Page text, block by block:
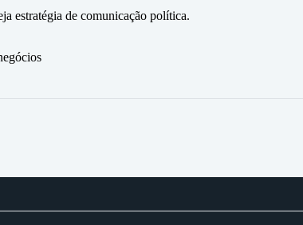
estratégia de comunicação política.